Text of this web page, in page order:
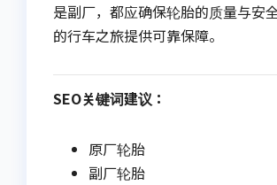
是副厂，都应确保轮胎的质量与安
的行车之旅提供可靠保障。
SEO关键词建议：
原厂轮胎
副厂轮胎